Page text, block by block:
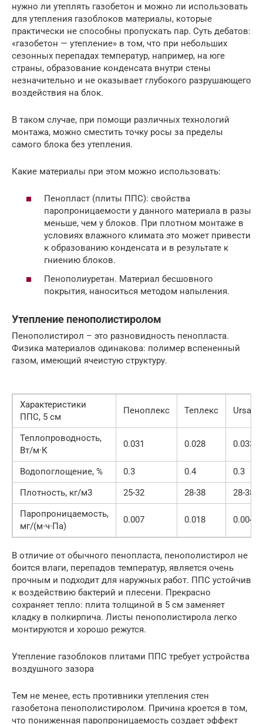
нужно ли утеплять газобетон и можно ли использовать
для утепления газоблоков материалы, которые
практически не способны пропускать пар. Суть дебатов:
«газобетон — утепление» в том, что при небольших
сезонных перепадах температур, например, на юге
страны, образование конденсата внутри стены
незначительно и не оказывает глубокого разрушающего
воздействия на блок.
В таком случае, при помощи различных технологий
монтажа, можно сместить точку росы за пределы
самого блока без утепления.
Какие материалы при этом можно использовать:
Пенопласт (плиты ППС): свойства
паропроницаемости у данного материала в разы
меньше, чем у блоков. При плотном монтаже в
условиях влажного климата это может привести
к образованию конденсата и в результате к
гниению блоков.
Пенополиуретан. Материал бесшовного
покрытия, наноситься методом напыления.
Утепление пенополистиролом
Пенополистирол – это разновидность пенопласта.
Физика материалов одинакова: полимер вспененный
газом, имеющий ячеистую структуру.
Характеристики
ППС, 5 см
Пеноплекс Теплекс Ursa
Теплопроводность,
Вт/м·К
0.031 0.028 0.033
Водопоглощение, % 0.3 0.4
0.3
Плотность, кг/м3
25-32 28-38
28-38
Паропроницаемость,
мг/(м∙ч∙Па)
0.007 0.018 0.004
В отличие от обычного пенопласта, пенополистирол не
боится влаги, перепадов температур, является очень
прочным и подходит для наружных работ. ППС устойчив
к воздействию бактерий и плесени. Прекрасно
сохраняет тепло: плита толщиной в 5 см заменяет
кладку в полкирпича. Листы пенополистирола легко
монтируются и хорошо режутся.
Утепление газоблоков плитами ППС требует устройства
воздушного зазора
Тем не менее, есть противники утепления стен
газобетона пенополистиролом. Причина кроется в том,
что пониженная паропроницаемость создает эффект